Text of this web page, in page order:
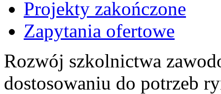
Projekty zakończone
Zapytania ofertowe
Rozwój szkolnictwa
dostosowaniu do potrzeb